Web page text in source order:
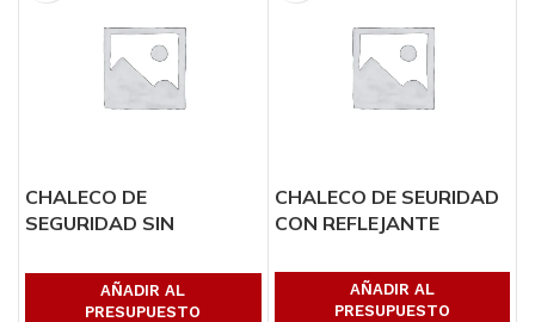
CHALECO DE
SEGURIDAD SIN
AÑADIR AL
PRESUPUESTO
CHALECO DE SEURIDAD
CON REFLEJANTE
AÑADIR AL
PRESUPUESTO